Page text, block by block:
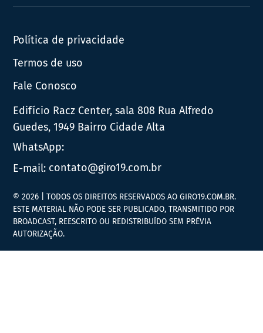
Política de privacidade
Termos de uso
Fale Conosco
Edifício Racz Center, sala 808 Rua Alfredo
Guedes, 1949 Bairro Cidade Alta
WhatsApp:
E-mail: contato@giro19.com.br
© 2026 | TODOS OS DIREITOS RESERVADOS AO GIRO19.COM.BR.
ESTE MATERIAL NÃO PODE SER PUBLICADO, TRANSMITIDO POR
BROADCAST, REESCRITO OU REDISTRIBUÍDO SEM PRÉVIA
AUTORIZAÇÃO.